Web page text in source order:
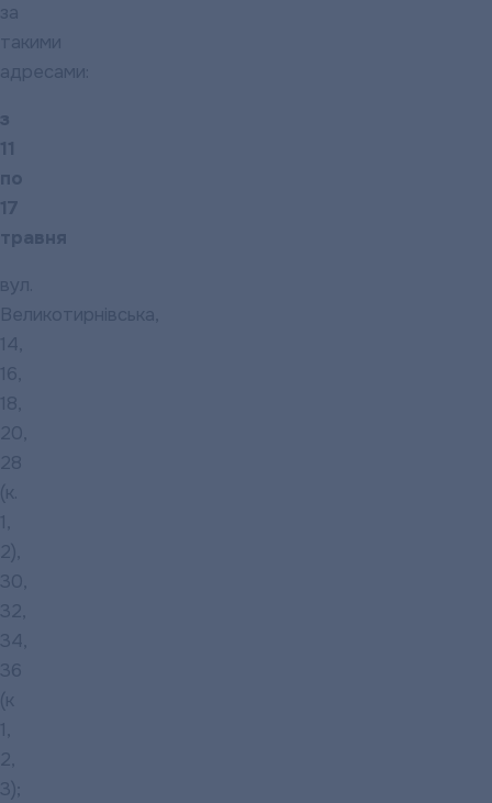
за
такими
адресами:
з
11
по
17
травня
вул.
Великотирнівська,
14,
16,
18,
20,
28
(к.
1,
2),
30,
32,
34,
36
(к
1,
2,
3);